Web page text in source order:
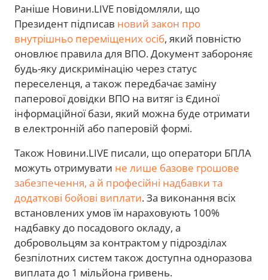
Раніше Новини.LIVE повідомляли, що
Президент підписав новий закон про
внутрішньо переміщених осіб, який повністю
оновлює правила для ВПО. Документ забороняє
будь-яку дискримінацію через статус
переселенця, а також передбачає заміну
паперової довідки ВПО на витяг із Єдиної
інформаційної бази, який можна буде отримати
в електронній або паперовій формі.
Також Новини.LIVE писали, що оператори БПЛА
можуть отримувати не лише базове грошове
забезпечення, а й професійні надбавки та
додаткові бойові виплати. За виконання всіх
встановлених умов їм нараховують 100%
надбавку до посадового окладу, а
добровольцям за контрактом у підрозділах
безпілотних систем також доступна одноразова
виплата до 1 мільйона гривень.